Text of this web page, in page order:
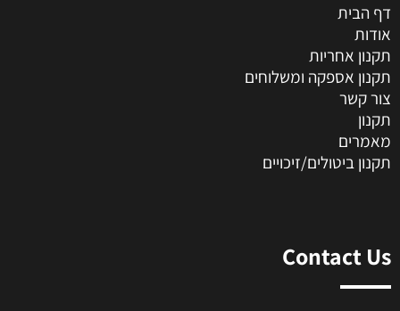
דף הבית
אודות
תקנון אחריות
תקנון אספקה ומשלוחים
צור קשר
תקנון
מאמרים
תקנון ביטולים/זיכויים
Contact Us